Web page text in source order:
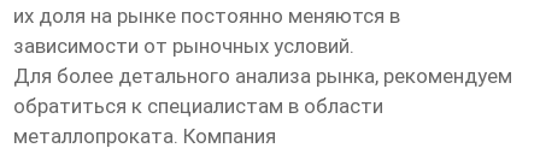
их доля на рынке постоянно меняются в
зависимости от рыночных условий.
Для более детального анализа рынка, рекомендуем
обратиться к специалистам в области
металлопроката. Компания